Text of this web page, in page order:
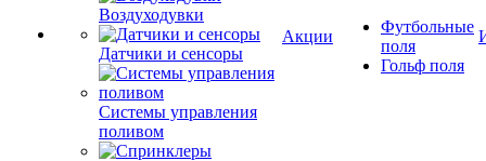
Воздуходувки
Датчики и сенсоры
Системы управления
поливом
Акции
Футбольные
поля
Гольф поля